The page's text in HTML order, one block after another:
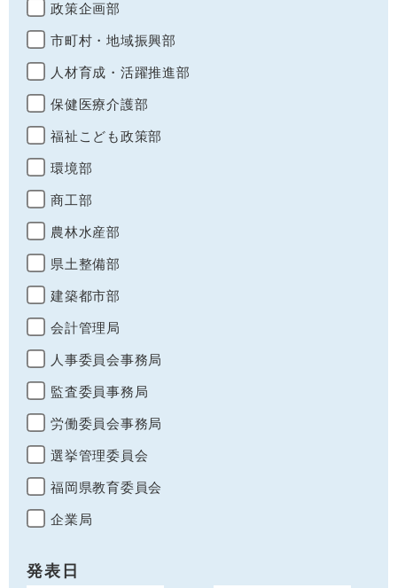
政策企画部
市町村・地域振興部
人材育成・活躍推進部
保健医療介護部
福祉こども政策部
環境部
商工部
農林水産部
県土整備部
建築都市部
会計管理局
人事委員会事務局
監査委員事務局
労働委員会事務局
選挙管理委員会
福岡県教育委員会
企業局
発表日